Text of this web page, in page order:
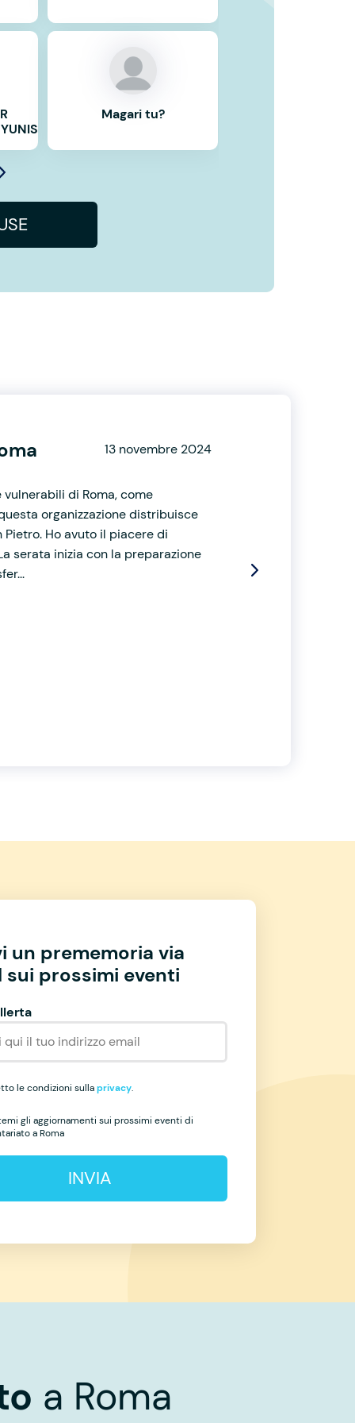
Magari tu?
13 novembre 2024
di Roma, come
organizzazione distribuisce
Ho avuto il piacere di
serata inizia con la preparazione
un prememoria via
sui prossimi eventi
le condizioni sullaprivacy.
gli aggiornamenti sui prossimi eventi di
a Roma
INVIA
a Roma